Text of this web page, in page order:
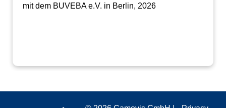
mit dem BUVEBA e.V. in Berlin, 2026